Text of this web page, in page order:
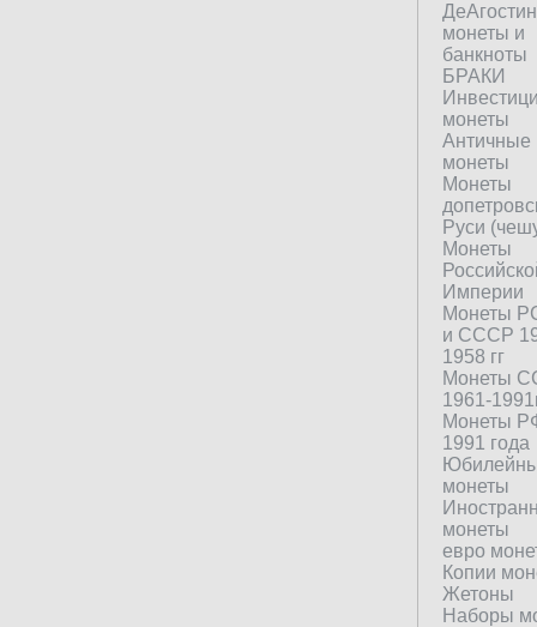
монеты и
банкноты
БРАКИ
монеты
Античные
монеты
Монеты
Руси
Монеты
Империи
Монеты
и СССР
1958 гг
Монеты
1961-
Монеты
1991 года
монеты
монеты
евро
Копии
Жетоны
Наборы